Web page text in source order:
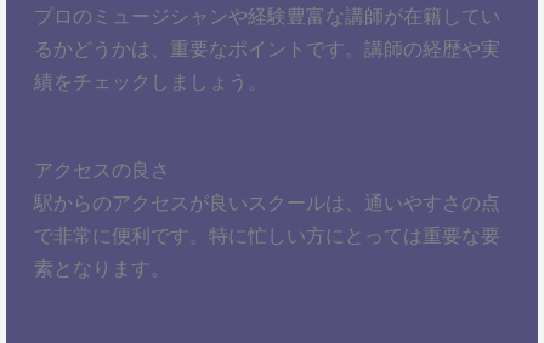
プロのミュージシャンや経験豊富な講師が在籍してい
るかどうかは、重要なポイントです。講師の経歴や実
績をチェックしましょう。
アクセスの良さ
駅からのアクセスが良いスクールは、通いやすさの点
で非常に便利です。特に忙しい方にとっては重要な要
素となります。